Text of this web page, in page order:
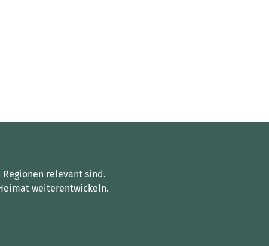
relevant sind.
weiterentwickeln.